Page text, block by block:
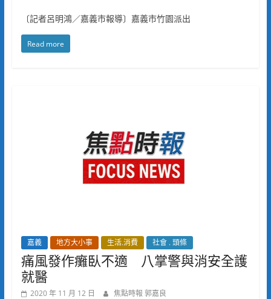
〔記者呂明鴻／嘉義市報導〕嘉義市竹園派出
Read more
嘉義 地方大小事 生活.消費 社會 . 頭條
痛風發作癱臥不適 八掌警與消安全護
就醫
2020 年 11 月 12 日 焦點時報 郭嘉良